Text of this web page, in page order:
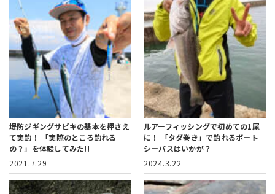
堤防ジギングサビキの基本を押さえ
て実釣！
「実際のところ釣れる
の？」を体験してみた!!
2021.7.29
ルアーフィッシングで初めての1尾
に！
「タダ巻き」で釣れるボート
シーバスはいかが？
2024.3.22